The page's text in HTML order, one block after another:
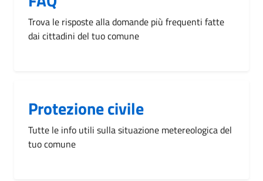
Trova le risposte alla domande più frequenti fatte
dai cittadini del tuo comune
Protezione civile
Tutte le info utili sulla situazione metereologica del
tuo comune